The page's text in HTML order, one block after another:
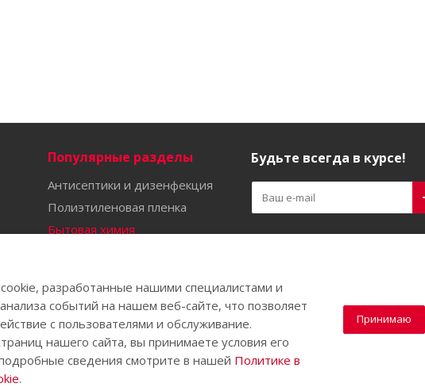
Популярные разделы
Антисептики и дизенфекция
Полиэтиленовая пленка
Бытовая химия
Бахилы
Будьте всегда в курсе!
разработанные нашими специалистами и
событий на нашем веб-сайте, что позволяет
с пользователями и обслуживание.
нашего сайта, вы принимаете условия его
сведения смотрите в нашей Политике в
.
Принимаю